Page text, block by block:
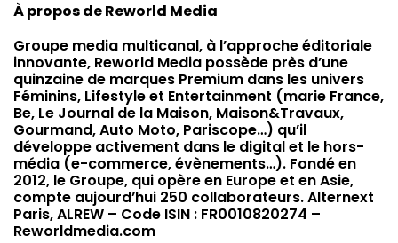
À propos de Reworld Media
Groupe media multicanal, à l’approche éditoriale
innovante, Reworld Media possède près d’une
quinzaine de marques Premium dans les univers
Féminins, Lifestyle et Entertainment (marie France,
Be, Le Journal de la Maison, Maison&Travaux,
Gourmand, Auto Moto, Pariscope…) qu’il
développe activement dans le digital et le hors-
média (e-commerce, évènements…). Fondé en
2012, le Groupe, qui opère en Europe et en Asie,
compte aujourd’hui 250 collaborateurs. Alternext
Paris, ALREW – Code ISIN : FR0010820274 –
Reworldmedia.com